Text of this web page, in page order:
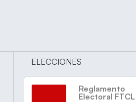
ELECCIONES
Reglamento
Electoral FTCL